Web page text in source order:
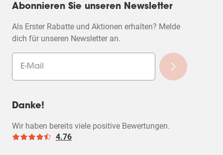
Abonnieren Sie unseren Newsletter
Als Erster Rabatte und Aktionen erhalten? Melde
dich für unseren Newsletter an.
Danke!
Wir haben bereits viele positive Bewertungen.
4.76